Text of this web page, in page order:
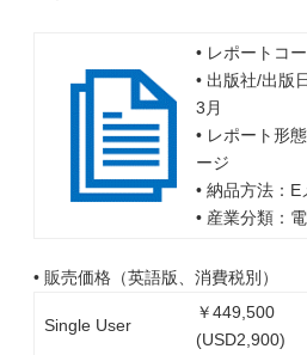
• レポートコ
• 出版社/出版
3月
• レポート形
ージ
• 納品方法：E
• 産業分類：
• 販売価格（英語版、消費税別）
Single User
￥449,500
(USD2,900)